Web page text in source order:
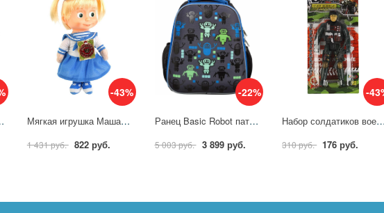
(15K) 541964
-43%
Мягкая игрушка Маша-морячка 29 см. (м/ф "Маша и Медведь") озвуч. руссифиц. Мульти-пульти V92482/30A
1 431 руб. 822 руб.
-22%
Ранец Basic Robot паттерн черный, 2 отд. эргоном. спинка Комус Класс 1653384
5 003 руб. 3 899 руб.
-
Набор солдатиков военный с оружием
310 руб. 176 руб.